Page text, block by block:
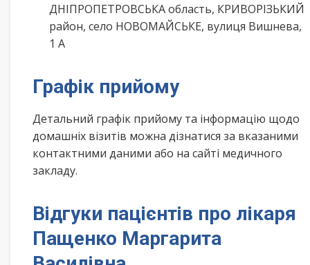
ДНІПРОПЕТРОВСЬКА область, КРИВОРІЗЬКИЙ
район, село НОВОМАЙСЬКЕ, вулиця Вишнева,
1 А
Графік прийому
Детальний графік прийому та інформацію щодо
домашніх візитів можна дізнатися за вказаними
контактними даними або на сайті медичного
закладу.
Відгуки пацієнтів про лікаря
Пащенко Маргарита